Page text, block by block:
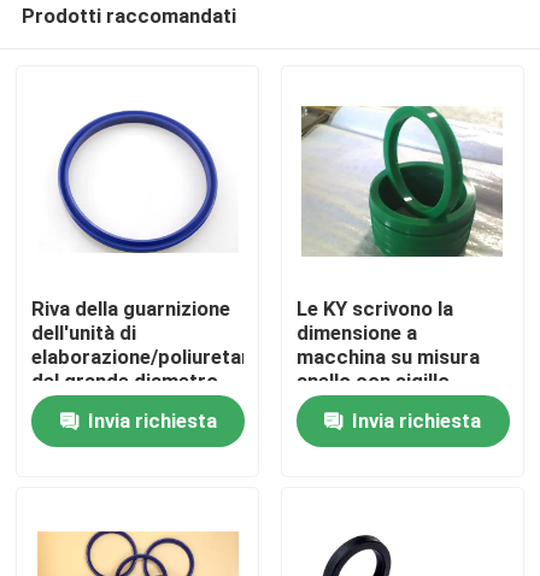
Casa
Circa noi
Prodotti raccomandati
Riva della guarnizione
dell'unità di
elaborazione/poliuretano
del grande diametro
90 un'alta resistenza
all'usura di durezza
Invia richiesta
Le KY scrivono la
dimensione a
macchina su misura
anello con sigillo
idraulico dell'olio
dell'unità di
elaborazione per il
Invia richiesta